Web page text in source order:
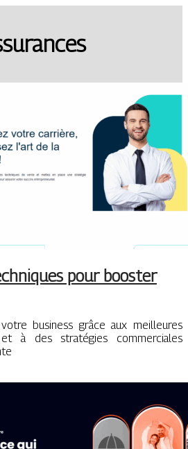
pour booster
business grâce aux meilleures
à des stratégies commerciales